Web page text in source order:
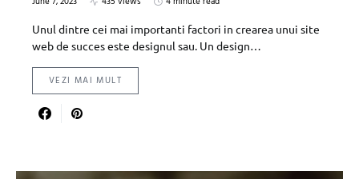
Unul dintre cei mai importanti factori in crearea unui site
web de succes este designul sau. Un design…
VEZI MAI MULT